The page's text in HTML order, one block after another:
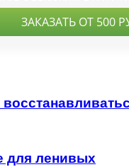
для ленивых